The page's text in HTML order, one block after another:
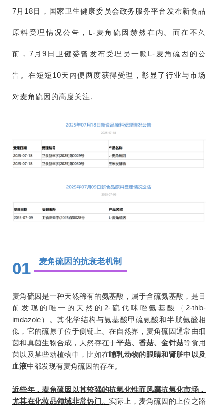
7月18日，国家卫生健康委员会政务服务平台发布新食品
原料受理情况公告，L-麦角硫因赫然在内。而在不久
前，7月9日卫健委曾发布受理另一款L-麦角硫因的公
告。在短短10天内便两度获得受理，彰显了行业与市场
对麦角硫因的高度关注。
01 麦角硫因的抗衰老机制
麦角硫因是一种天然稀有的氨基酸，属于含硫氨基酸，是目
前发现的唯一的天然的2-硫代咪唑氨基酸（2-thio-
imdazole）。其化学结构与氨基酸甲硫氨酸和半胱氨酸相
似，它的硫原子位于侧链上。在自然界，麦角硫因通常由细
菌和真菌生物合成，天然存在于平菇、香菇、金针菇等食用
菌以及某些动植物中，比如在哺乳动物的眼睛和肾脏中以及
血液中都发现有麦角硫因的存在。
近些年，麦角硫因以其较强的抗氧化性而风靡抗氧化市场，
尤其在化妆品领域非常热门。 实际上，麦角硫因的上位之路